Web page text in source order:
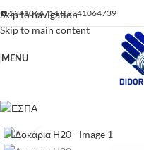
Skip to navigation
Skip to main content
☎️2341064714&2341064739
MENU